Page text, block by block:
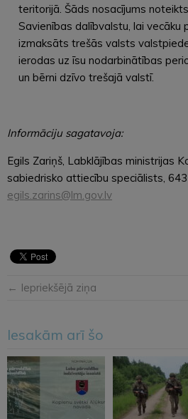
teritorijā. Šāds nosacījums
Savienības dalībvalstu, lai vecāku
izmaksāts trešās valsts
ierodas uz īsu nodarbinātības
un bērni dzīvo trešajā valstī.
Informāciju sagatavoja:
Egils Zariņš, Labklājības ministrijas
sabiedrisko attiecību speciālists,
egils.zarins@lm.gov.lv
← Iepriekšējā ziņa
Iesakām arī šo